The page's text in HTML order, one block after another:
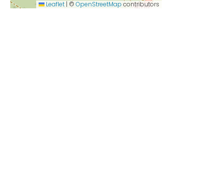
Leaflet © OpenStreetMap contributors